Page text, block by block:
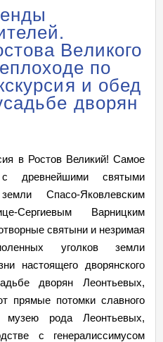
Великого
по
и обед
дворян
в Ростов Великий! Самое
с древнейшими святыми
Спасо-Яковлевским
Сергиевым Варницким
святыни и незримая
уголков земли
настоящего дворянского
дворян Леонтьевых,
прямые потомки славного
рода Леонтьевых,
с генералиссимусом